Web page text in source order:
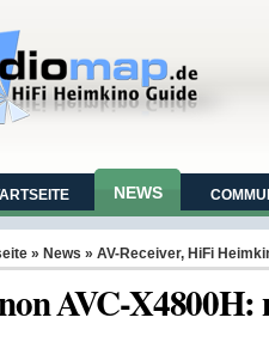
NEWS
» News » AV-Receiver, HiFi
AVC-X4800H: